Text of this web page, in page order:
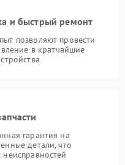
и быстрый ремонт
позволяют провести
в кратчайшие
гарантия на
детали, что